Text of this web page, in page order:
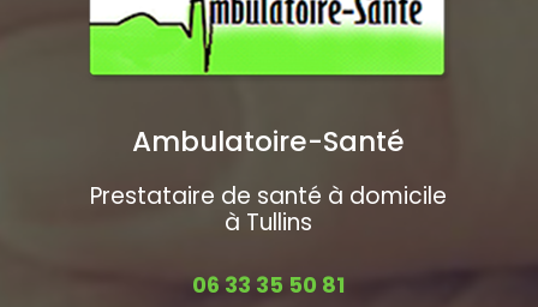
Ambulatoire-Santé
Prestataire de santé à domicile
à Tullins
06 33 35 50 81